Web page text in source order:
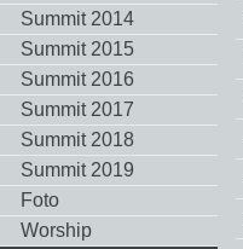
Summit 2014
Summit 2015
Summit 2016
Summit 2017
Summit 2018
Summit 2019
Foto
Worship